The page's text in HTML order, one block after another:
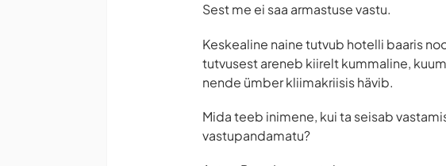
Sest me ei saa armastuse vastu.
Keskealine naine tutvub hotelli baaris
tutvusest areneb kiirelt kummaline,
nende ümber kliimakriisis hävib.
Mida teeb inimene, kui ta seisab
vastupandamatu?